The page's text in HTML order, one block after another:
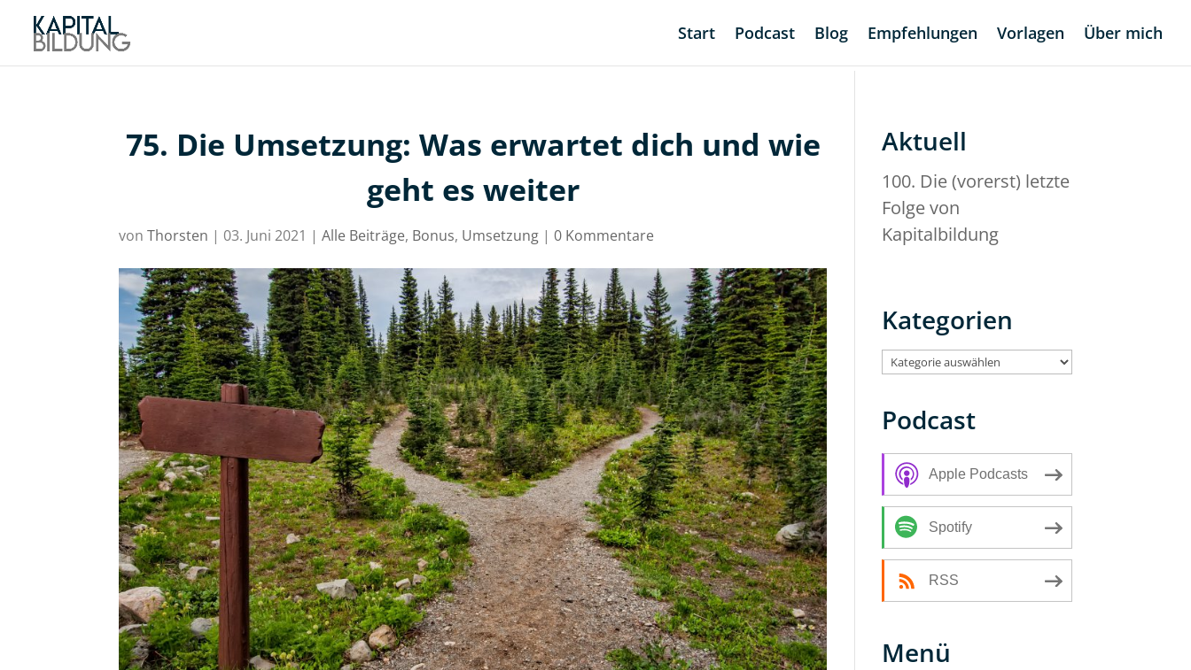
Start Podcast Blog Empfehlungen Vorlagen Über mich
75. Die Umsetzung: Was erwartet dich und wie
geht es weiter
vonThorsten | 03. Juni 2021 |Alle Beiträge, Bonus, Umsetzung |0 Kommentare
Aktuell
100. Die (vorerst) letzte
Folge von
Kapitalbildung
Kategorien
Kategorien
Podcast
Apple Podcasts
Spotify
RSS
Menü